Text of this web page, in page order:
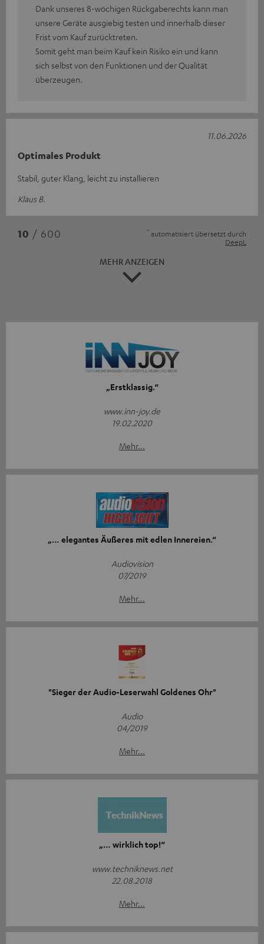
Dank unseres 8-wöchigen Rückgaberechts kann man
unsere Geräte ausgiebig testen und innerhalb dieser
Frist vom Kauf zurücktreten.
Somit geht man beim Kauf kein Risiko ein und kann
sich selbst von den Funktionen und der Qualität
überzeugen.
Optimales Produkt
Stabil, guter Klang, leicht zu installieren
Klaus B.
11.06.2026
10 / 600 * automatisiert übersetzt durch
DeepL
MEHR ANZEIGEN
„Erstklassig.“
www.inn-joy.de
19.02.2020
Mehr...
„… elegantes Äußeres mit edlen Innereien.“
Audiovision
07/2019
Mehr...
"Sieger der Audio-Leserwahl Goldenes Ohr"
Audio
04/2019
Mehr...
„… wirklich top!“
www.techniknews.net
22.08.2018
Mehr...